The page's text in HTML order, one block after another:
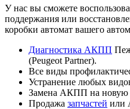
У нас вы сможете
поддержания или
коробки автомат вашего
Диагностика АКПП
(Peugeot Partner).
Все виды
Устранение любых
Замена АКПП на новую
Продажа запчастей или